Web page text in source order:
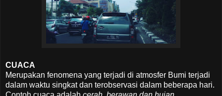
CUACA
Merupakan fenomena yang terjadi di atmosfer Bumi terjadi
dalam waktu singkat dan terobservasi dalam beberapa hari.